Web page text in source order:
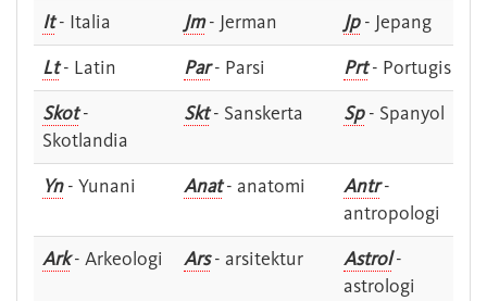
It- Italia Jm- Jerman Jp- Jepang
Lt- Latin Par- Parsi Prt- Portugis
Skot-
Skotlandia
Skt- Sanskerta Sp- Spanyol
Yn- Yunani Anat- anatomi Antr-
antropologi
Ark- Arkeologi Ars- arsitektur Astrol-
astrologi